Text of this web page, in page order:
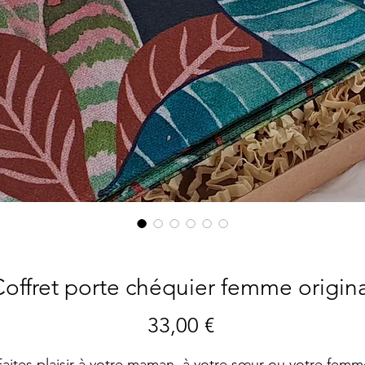
porte chéquier femme
33,00 €Prix